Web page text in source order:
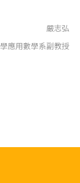
嚴志弘
應用數學系副教授